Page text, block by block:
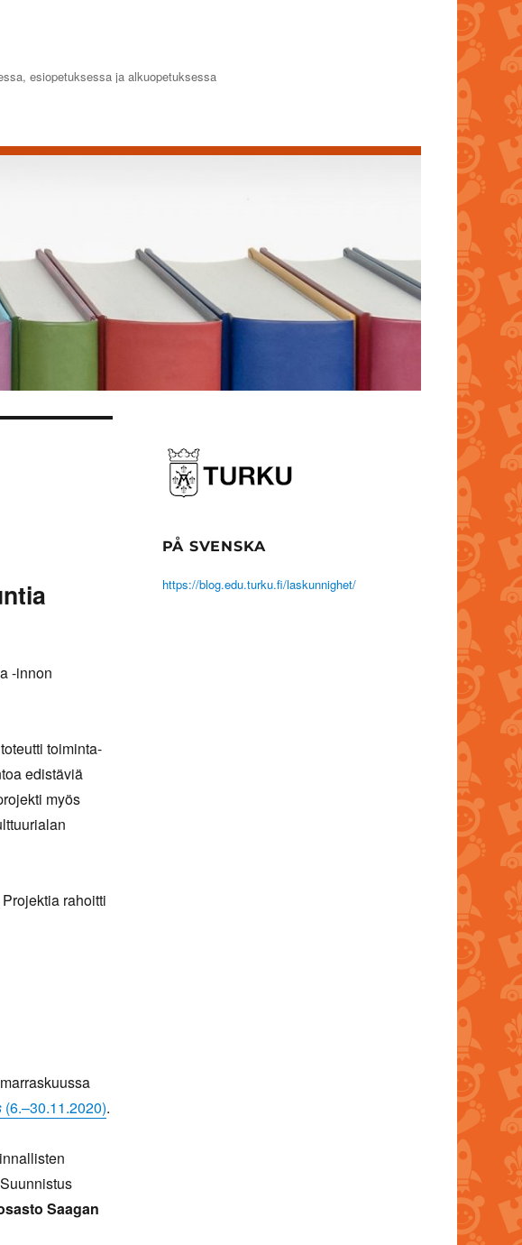
esiopetuksessa ja alkuopetuksessa
-innon
toiminta-
edistäviä
myös
rahoitti
(6.–30.11.2020).
Saagan
PÅ SVENSKA
https://blog.edu.turku.fi/laskunnighet/